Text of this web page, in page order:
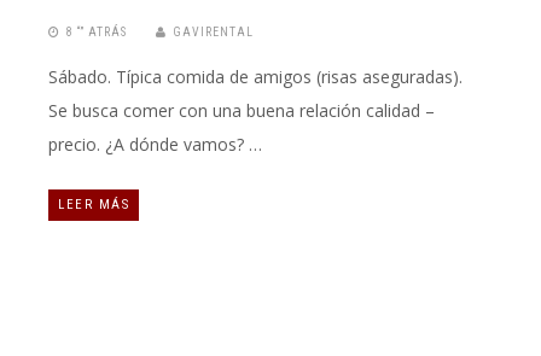
8 “” ATRÁS GAVIRENTAL
Sábado. Típica comida de amigos (risas aseguradas).
Se busca comer con una buena relación calidad –
precio. ¿A dónde vamos? …
LEER MÁS